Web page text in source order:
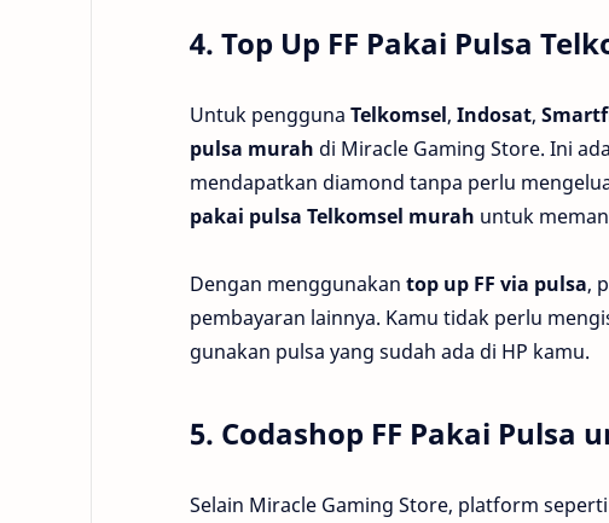
4. Top Up FF Pakai Pulsa
Untuk pengguna Telkomsel, Indosat,
pulsa murah di Miracle Gaming Store. Ini
mendapatkan diamond tanpa perlu
pakai pulsa Telkomsel murah untuk
Dengan menggunakan top up FF via pulsa,
pembayaran lainnya. Kamu tidak perlu
gunakan pulsa yang sudah ada di HP kamu.
5. Codashop FF Pakai
Selain Miracle Gaming Store, platform seperti